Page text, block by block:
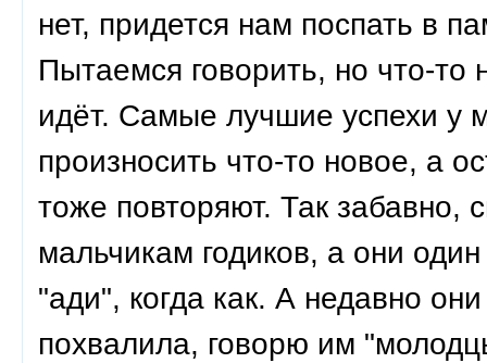
нет, придется нам поспать в
Пытаемся говорить, но что-то
идёт. Самые лучшие успехи у
произносить что-то новое, а
тоже повторяют. Так забавно,
мальчикам годиков, а они
"ади", когда как. А недавно
похвалила, говорю им